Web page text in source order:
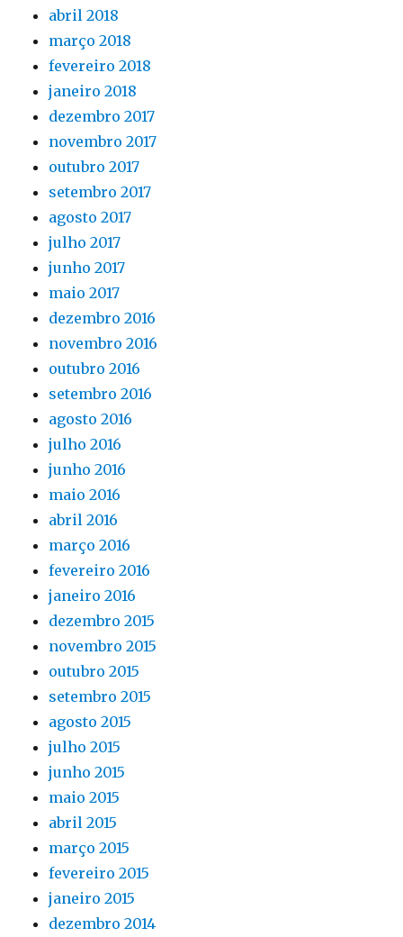
abril 2018
março 2018
fevereiro 2018
janeiro 2018
dezembro 2017
novembro 2017
outubro 2017
setembro 2017
agosto 2017
julho 2017
junho 2017
maio 2017
dezembro 2016
novembro 2016
outubro 2016
setembro 2016
agosto 2016
julho 2016
junho 2016
maio 2016
abril 2016
março 2016
fevereiro 2016
janeiro 2016
dezembro 2015
novembro 2015
outubro 2015
setembro 2015
agosto 2015
julho 2015
junho 2015
maio 2015
abril 2015
março 2015
fevereiro 2015
janeiro 2015
dezembro 2014